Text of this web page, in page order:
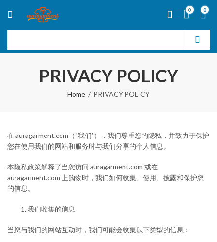
0 0
PRIVACY POLICY
Home PRIVACY POLICY
在 auragarment.com（“我们”），我们尊重您的隐私，并致力于保护
您在使用我们的网站和服务时与我们分享的个人信息。
本隐私政策解释了当您访问 auragarment.com 或在
auragarment.com 上购物时，我们如何收集、使用、披露和保护您
的信息。
我们收集的信息
当您与我们的网站互动时，我们可能会收集以下类型的信息：